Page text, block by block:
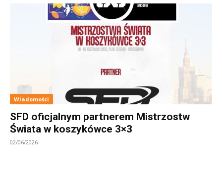
Wiadomości
SFD oficjalnym partnerem Mistrzostw
Świata w koszykówce 3×3
02/06/2026